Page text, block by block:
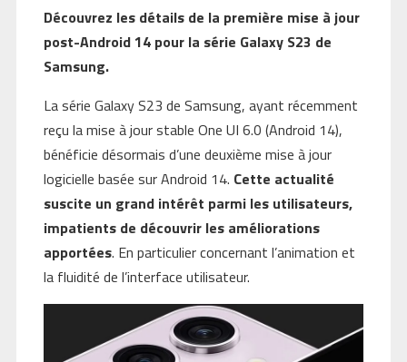
Découvrez les détails de la première mise à jour
post-Android 14 pour la série Galaxy S23 de
Samsung.
La série Galaxy S23 de Samsung, ayant récemment
reçu la mise à jour stable One UI 6.0 (Android 14),
bénéficie désormais d’une deuxième mise à jour
logicielle basée sur Android 14. Cette actualité
suscite un grand intérêt parmi les utilisateurs,
impatients de découvrir les améliorations
apportées. En particulier concernant l’animation et
la fluidité de l’interface utilisateur.